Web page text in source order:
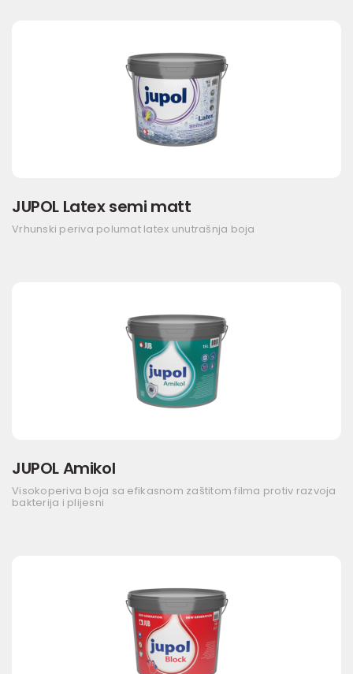
JUPOL Latex semi matt
Vrhunski periva polumat latex unutrašnja boja
JUPOL Amikol
Visokoperiva boja sa efikasnom zaštitom filma protiv razvoja
bakterija i plijesni